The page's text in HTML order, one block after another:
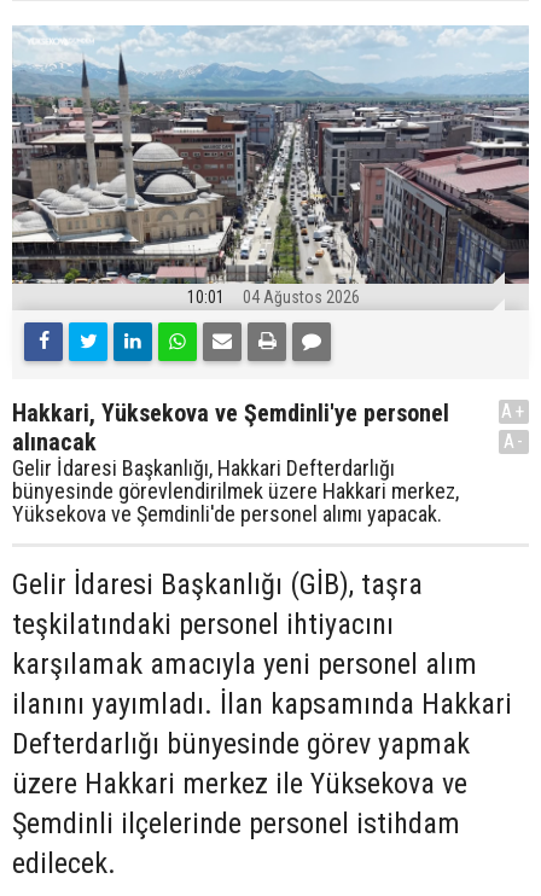
10:01 04 Ağustos 2026
Hakkari, Yüksekova ve Şemdinli'ye personel
alınacak
Gelir İdaresi Başkanlığı, Hakkari Defterdarlığı
bünyesinde görevlendirilmek üzere Hakkari merkez,
Yüksekova ve Şemdinli'de personel alımı yapacak.
A+
A-
Gelir İdaresi Başkanlığı (GİB), taşra
teşkilatındaki personel ihtiyacını
karşılamak amacıyla yeni personel alım
ilanını yayımladı. İlan kapsamında Hakkari
Defterdarlığı bünyesinde görev yapmak
üzere Hakkari merkez ile Yüksekova ve
Şemdinli ilçelerinde personel istihdam
edilecek.